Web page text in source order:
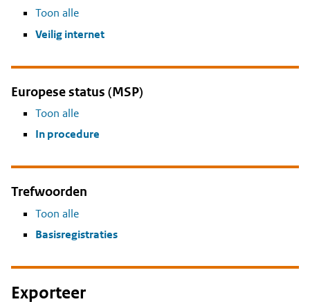
Toon alle
Veilig internet
Europese status (MSP)
Toon alle
In procedure
Trefwoorden
Toon alle
Basisregistraties
Exporteer